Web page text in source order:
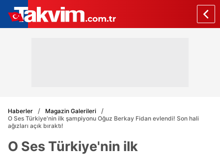
Haberler
Magazin Galerileri
O Ses Türkiye'nin ilk şampiyonu Oğuz Berkay Fidan evlendi! Son hali
ağızları açık bıraktı!
O Ses Türkiye'nin ilk